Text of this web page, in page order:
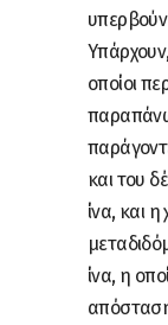
οποίοι
και του
ίνα, και
ίνα, η